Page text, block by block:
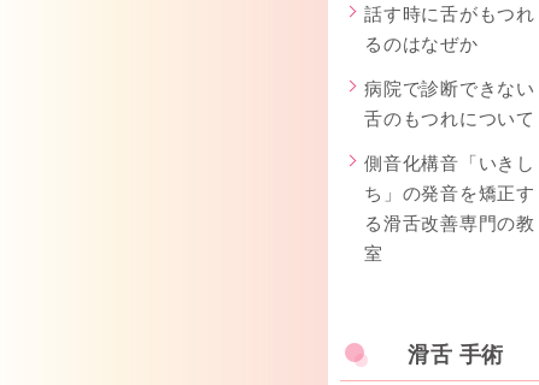
話す時に舌がもつれ
るのはなぜか
病院で診断できない
舌のもつれについて
側音化構音「いきし
ち」の発音を矯正す
る滑舌改善専門の教
室
滑舌 手術